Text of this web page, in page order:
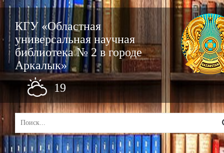
КГУ «Областная
универсальная научная
библиотека № 2 в городе
Аркалык»
19